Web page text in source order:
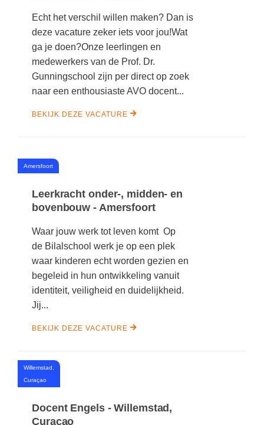
Echt het verschil willen maken? Dan is
deze vacature zeker iets voor jou!Wat
ga je doen?Onze leerlingen en
medewerkers van de Prof. Dr.
Gunningschool zijn per direct op zoek
naar een enthousiaste AVO docent...
BEKIJK DEZE VACATURE
Amersfoort
Leerkracht onder-, midden- en
bovenbouw - Amersfoort
Waar jouw werk tot leven komt Op
de Bilalschool werk je op een plek
waar kinderen echt worden gezien en
begeleid in hun ontwikkeling vanuit
identiteit, veiligheid en duidelijkheid.
Jij...
BEKIJK DEZE VACATURE
Willemstad,
Curaçao
Docent Engels - Willemstad,
Curaçao